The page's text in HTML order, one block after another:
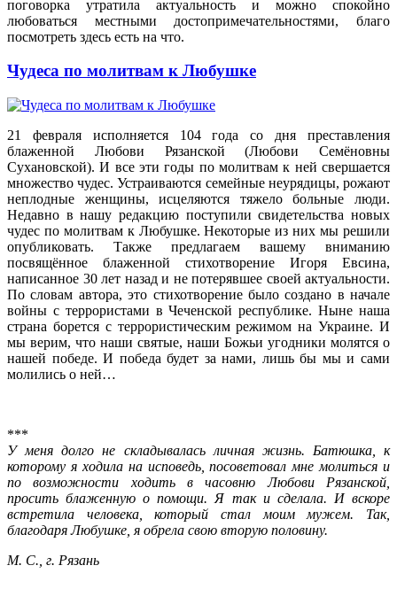
поговорка утратила актуальность и можно спокойно
любоваться местными достопримечательностями, благо
посмотреть здесь есть на что.
Чудеса по молитвам к Любушке
21 февраля исполняется 104 года со дня преставления
блаженной Любови Рязанской (Любови Семёновны
Сухановской). И все эти годы по молитвам к ней свершается
множество чудес. Устраиваются семейные неурядицы, рожают
неплодные женщины, исцеляются тяжело больные люди.
Недавно в нашу редакцию поступили свидетельства новых
чудес по молитвам к Любушке. Некоторые из них мы решили
опубликовать. Также предлагаем вашему вниманию
посвящённое блаженной стихотворение Игоря Евсина,
написанное 30 лет назад и не потерявшее своей актуальности.
По словам автора, это стихотворение было создано в начале
войны с террористами в Чеченской республике. Ныне наша
страна борется с террористическим режимом на Украине. И
мы верим, что наши святые, наши Божьи угодники молятся о
нашей победе. И победа будет за нами, лишь бы мы и сами
молились о ней…
***
У меня долго не складывалась личная жизнь. Батюшка, к
которому я ходила на исповедь, посоветовал мне молиться и
по возможности ходить в часовню Любови Рязанской,
просить блаженную о помощи. Я так и сделала. И вскоре
встретила человека, который стал моим мужем. Так,
благодаря Любушке, я обрела свою вторую половину.
М. С., г. Рязань